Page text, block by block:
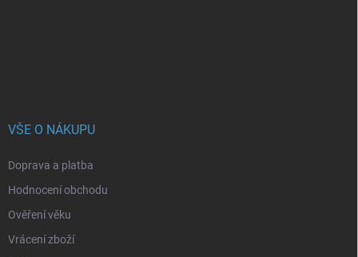
VŠE O NÁKUPU
Doprava a platba
Hodnocení obchodu
Ověření věku
Vrácení zboží